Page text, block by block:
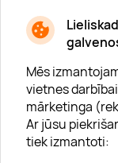
Mēs
vietnes
mārketinga
Ar jūsu
tiek izmantoti:
* Esmu iepazinies/
Par "Lieliska